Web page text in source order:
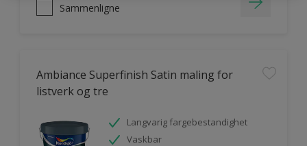
Sammenligne
Ambiance Superfinish Satin maling for
listverk og tre
Langvarig fargebestandighet
Vaskbar